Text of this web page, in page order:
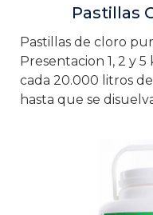
Pastillas
Pastillas de cloro
Presentacion 1, 2 y
cada 20.000 litros
hasta que se